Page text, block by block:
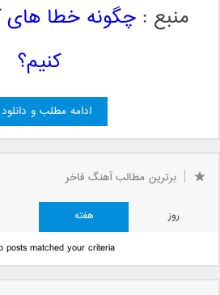
منبع : چگونه خطا های
کنیم؟
ادامه مطلب و دانلود
برترین مطالب آهنگ فاخر
روز هفته
posts matched your criteria.